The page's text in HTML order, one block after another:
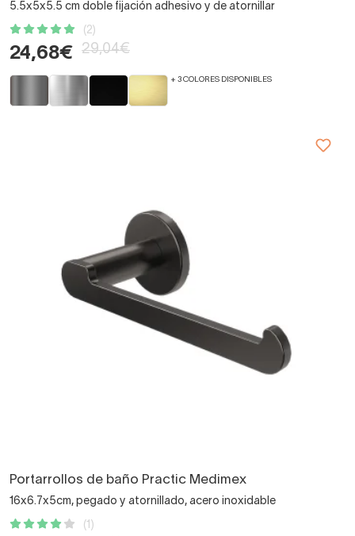
5.5x5x5.5 cm doble fijación adhesivo y de atornillar
(2)
24,68€ 29,04€
+ 3 COLORES DISPONIBLES
Portarrollos de baño Practic Medimex
16x6.7x5cm, pegado y atornillado, acero inoxidable
(1)